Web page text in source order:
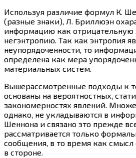
Используя различие формул К.
(разные знаки), Л. Бриллюэн
информацию как отрицательную
негэнтропию. Так как энтропия
неупорядоченности, то
определена как мера
материальных систем.
Вышерассмотренные подходы к
основаны на вероятностных,
закономерностях явлений.
однако, не укладываются в
Шеннона и связано это прежде
рассматривается только
сообщения, в то время как смысл
в стороне.